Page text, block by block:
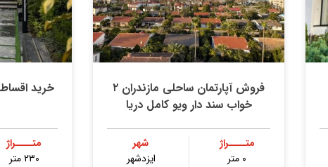
فروش آپارتمان ساحلی مازندران ۲
خواب سند دار ویو کامل دریا
متــــراژ
۰ متر
شهر
ایزدشهر
خرید
متــــراژ
۲۳۰ متر